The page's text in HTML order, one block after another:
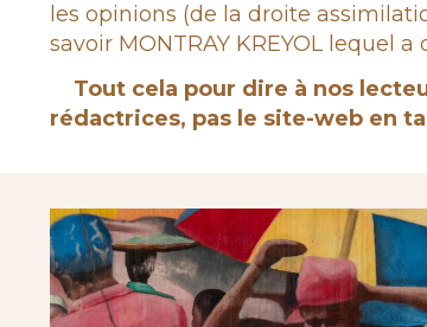
les opinions (de la droite
savoir MONTRAY KREYOL lequel
Tout cela pour dire à nos
rédactrices, pas le site-web en